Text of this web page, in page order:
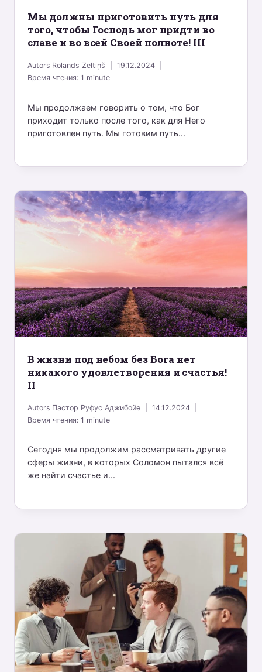
Mы должны приготовить путь для
того, чтобы Господь мог придти во
славе и во всей Своей полноте! III
Autors Rolands Zeltiņš
19.12.2024
Время чтения:1 minute
Мы продолжаем говорить о том, что Бог
приходит только после того, как для Него
приготовлен путь. Мы готовим путь...
B жизни под небом без Бога нет
никакого удовлетворения и счастья!
II
Autors Пастор Руфус Аджибойе
14.12.2024
Время чтения:1 minute
Сегодня мы продолжим рассматривать другие
сферы жизни, в которых Соломон пытался всё
же найти счастье и...